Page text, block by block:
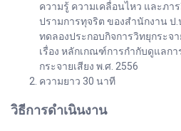
ความรู้ ความเคลื่อนไหว และภา
ปรามการทุจริต ของสำนักงาน ป
ทดลองประกอบกิจการวิทยุกระจ
เรื่อง หลักเกณฑ์การกำกับดูแลก
กระจายเสียง พ.ศ. 2556
ความยาว 30 นาที
วิธีการดำเนินงาน